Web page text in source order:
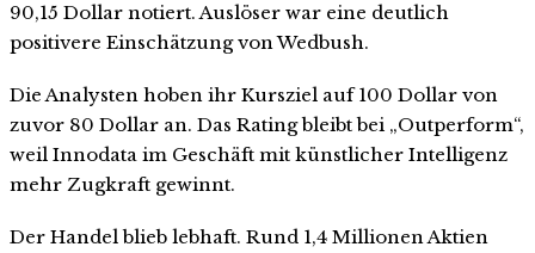
90,15 Dollar notiert. Auslöser war eine deutlich
positivere Einschätzung von Wedbush.
Die Analysten hoben ihr Kursziel auf 100 Dollar von
zuvor 80 Dollar an. Das Rating bleibt bei „Outperform“,
weil Innodata im Geschäft mit künstlicher Intelligenz
mehr Zugkraft gewinnt.
Der Handel blieb lebhaft. Rund 1,4 Millionen Aktien